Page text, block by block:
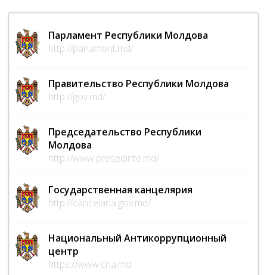
Парламент Республики Молдова
http://parlament.md/
Правительство Республики Молдова
http://gov.md/
Председательство Республики
Молдова
http://www.presedinte.md/
Государственная канцелярия
http://cancelaria.gov.md/
Национальный Антикоррупционный
центр
https://www.cna.md